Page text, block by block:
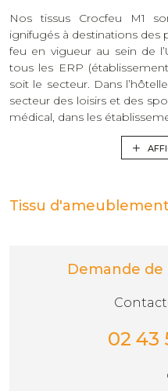
Nos tissus Crocfeu M1
ignifugés à destinations des
feu en vigueur au sein de
tous les ERP
soit le secteur. Dans
secteur des loisirs et des
médical, dans les
les bâtiments publics se
anti-feu. L’utilisation de
Le tissu Crocfeu est un
Il est spécialement conçu
situation de départ de
pour confectionner tous
décoration au sein des
à tous les styles de
Tissu d'ameublement
Demande
02 43